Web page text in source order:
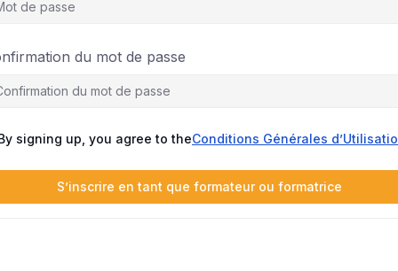
du mot de passe
signing up, you agree to theConditions Générales
S’inscrire en tant que formateur ou formatrice